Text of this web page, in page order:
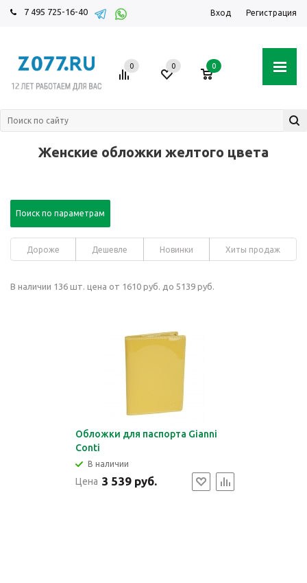
7 495 725-16-40 Вход Регистрация
0 0 0
Женские обложки желтого цвета
Поиск по параметрам
Дороже Дешевле Новинки Хиты продаж
В наличии 136 шт. цена от 1610 руб. до 5139 руб.
Обложки для паспорта Gianni
Conti
В наличии
Цена 3 539 руб.